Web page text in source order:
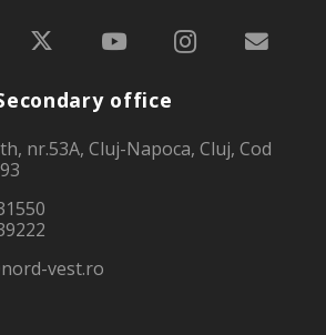
office
nr.53A, Cluj-Napoca, Cluj, Cod
vest.ro